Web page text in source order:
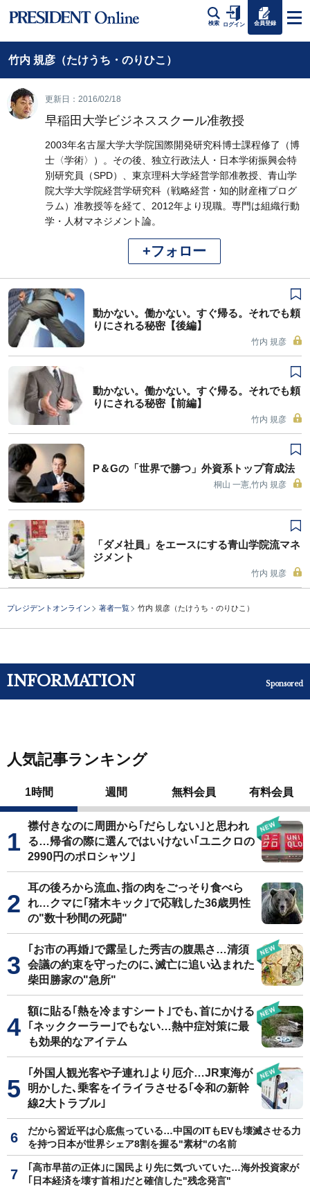
検索 ログイン 会員登録
竹内 規彦（たけうち・のりひこ）
更新日：2016/02/18
早稲田大学ビジネススクール准教授
2003年名古屋大学大学院国際開発研究科博士課程修了（博
士〈学術〉）。その後、独立行政法人・日本学術振興会特
別研究員（SPD）、東京理科大学経営学部准教授、青山学
院大学大学院経営学研究科（戦略経営・知的財産権プログ
ラム）准教授等を経て、2012年より現職。専門は組織行動
学・人材マネジメント論。
+フォロー
動かない。働かない。すぐ帰る。それでも頼
りにされる秘密【後編】
竹内 規彦
動かない。働かない。すぐ帰る。それでも頼
りにされる秘密【前編】
竹内 規彦
P＆Gの「世界で勝つ」外資系トップ育成法
桐山 一憲,竹内 規彦
「ダメ社員」をエースにする青山学院流マネ
ジメント
竹内 規彦
プレジデントオンライン 著者一覧 竹内 規彦（たけうち・のりひこ）
INFORMATION Sponsored
人気記事ランキング
1時間 週間 無料会員 有料会員
襟付きなのに周囲から｢だらしない｣と思われ
る…帰省の際に選んではいけない｢ユニクロの
2990円のポロシャツ｣
耳の後ろから流血､指の肉をごっそり食べら
れ…クマに｢猪木キック｣で応戦した36歳男性
の"数十秒間の死闘"
｢お市の再婚｣で露呈した秀吉の腹黒さ…清須
会議の約束を守ったのに､滅亡に追い込まれた
柴田勝家の"急所"
額に貼る｢熱を冷ますシート｣でも､首にかける
｢ネッククーラー｣でもない…熱中症対策に最
も効果的なアイテム
｢外国人観光客や子連れ｣より厄介…JR東海が
明かした､乗客をイライラさせる｢令和の新幹
線2大トラブル｣
だから習近平は心底焦っている…中国のITもEVも壊滅させる力
を持つ日本が世界シェア8割を握る"素材"の名前
｢高市早苗の正体｣に国民より先に気づいていた…海外投資家が
｢日本経済を壊す首相｣だと確信した"残念発言"